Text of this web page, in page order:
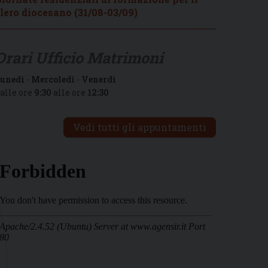
diocesano (31/08-03/09)
- Mercoledì - Venerdì
ore 9:30 alle ore 12:30
Vedi tutti gli appuntamenti